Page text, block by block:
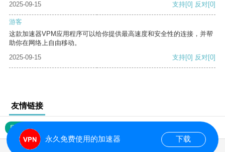
2025-09-15
支持[0] 反对[0]
游客
这款加速器VPM应用程序可以给你提供最高速度和安全性的连接，并帮
助你在网络上自由移动。
2025-09-15
支持[0] 反对[0]
友情链接
网站地图
永久免费使用的加速器 下载